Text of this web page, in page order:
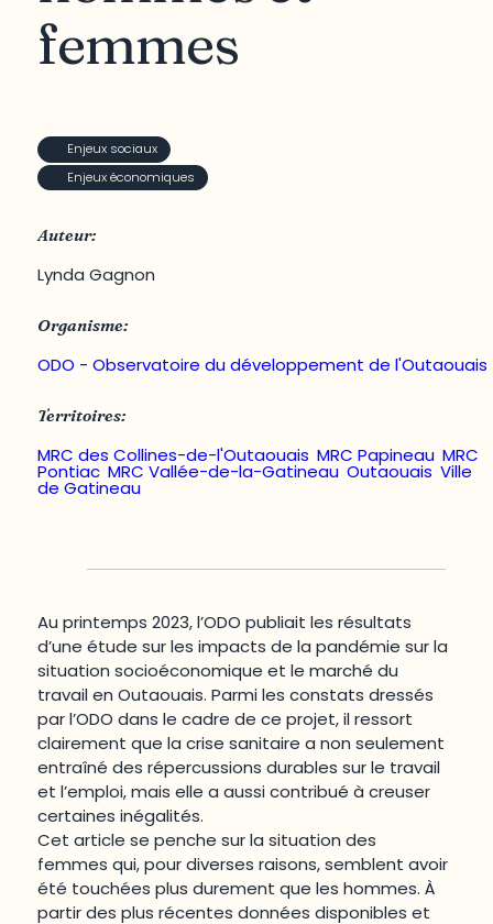
femmes
Enjeux sociaux
Enjeux économiques
Auteur:
Lynda Gagnon
Organisme:
ODO - Observatoire du développement de l'Outaouais
Territoires:
MRC des Collines-de-l'Outaouais ,MRC Papineau ,MRC
Pontiac ,MRC Vallée-de-la-Gatineau ,Outaouais ,Ville
de Gatineau
Au printemps 2023, l’ODO publiait les résultats
d’une étude sur les impacts de la pandémie sur la
situation socioéconomique et le marché du
travail en Outaouais. Parmi les constats dressés
par l’ODO dans le cadre de ce projet, il ressort
clairement que la crise sanitaire a non seulement
entraîné des répercussions durables sur le travail
et l’emploi, mais elle a aussi contribué à creuser
certaines inégalités.
Cet article se penche sur la situation des
femmes qui, pour diverses raisons, semblent avoir
été touchées plus durement que les hommes. À
partir des plus récentes données disponibles et